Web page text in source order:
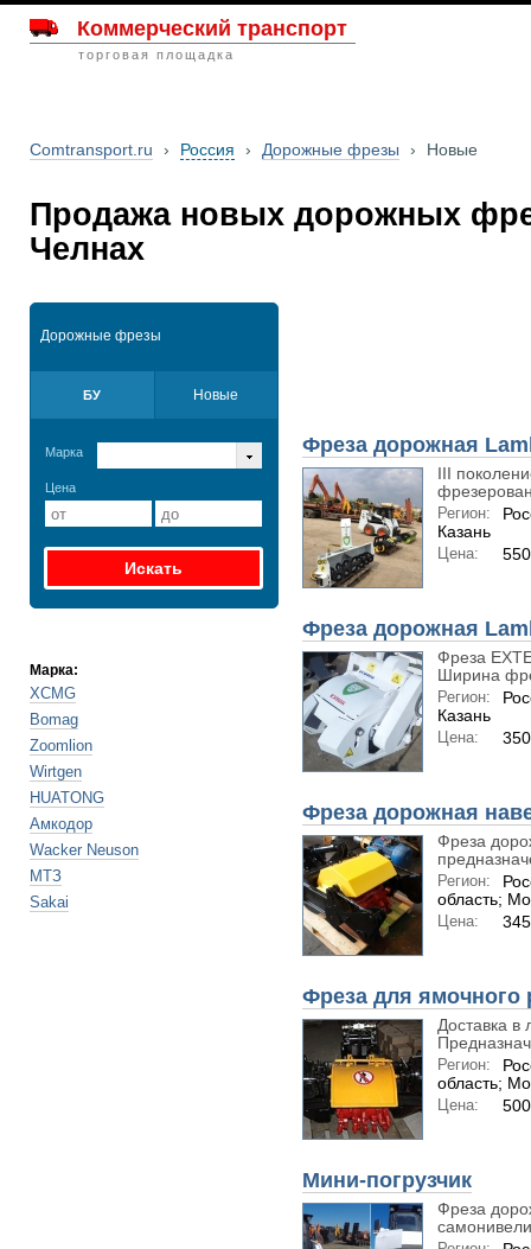
Коммерческий транспорт
торговая площадка
Comtransport.ru › Россия › Дорожные фрезы › Новые
Продажа новых дорожных
Челнах
Дорожные фрезы
БУ Новые
Марка
Цена
Марка:
XCMG
Bomag
Zoomlion
Wirtgen
HUATONG
Амкодор
Wacker Neuson
МТЗ
Sakai
Фреза дорожная
III
Регион:
Казань
Цена:
Фреза дорожная
Фреза
Ширина
Регион:
Казань
Цена:
Фреза дорожная
Фреза
Регион:
область;
Цена:
Фреза для ямочного
Доставка в
Регион:
область;
Цена:
Мини-погрузчик
Фреза